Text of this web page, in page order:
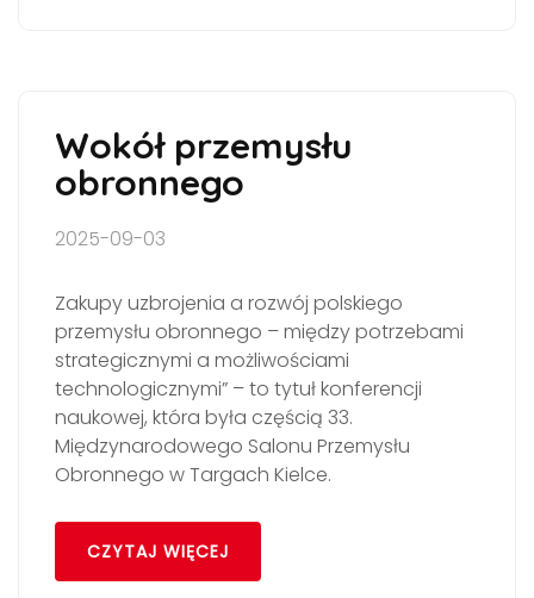
Wokół przemysłu
obronnego
2025-09-03
Zakupy uzbrojenia a rozwój polskiego
przemysłu obronnego – między potrzebami
strategicznymi a możliwościami
technologicznymi” – to tytuł konferencji
naukowej, która była częścią 33.
Międzynarodowego Salonu Przemysłu
Obronnego w Targach Kielce.
CZYTAJ WIĘCEJ